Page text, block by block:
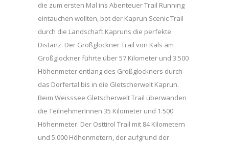
die zum ersten Mal ins Abenteuer Trail Running
eintauchen wollten, bot der Kaprun Scenic Trail
durch die Landschaft Kapruns die perfekte
Distanz. Der Großglockner Trail von Kals am
Großglockner führte über 57 Kilometer und 3.500
Höhenmeter entlang des Großglockners durch
das Dorfertal bis in die Gletscherwelt Kaprun.
Beim Weisssee Gletscherwelt Trail überwanden
die TeilnehmerInnen 35 Kilometer und 1.500
Höhenmeter. Der Osttirol Trail mit 84 Kilometern
und 5.000 Höhenmetern, der aufgrund der